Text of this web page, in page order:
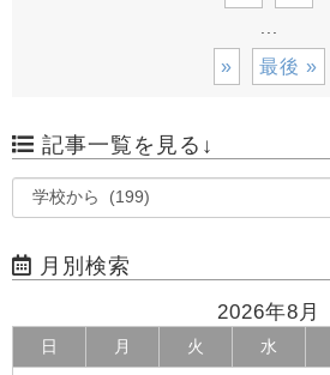
» 最後 »
記事一覧を見る↓
月別検索
2026年8月
日 月 火 水